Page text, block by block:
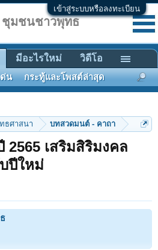
เข้าสู่ระบบหรือลงทะเบียน
ธศาสนา บทสวดมนต์ - คาถา
เสริมสิริมงคล
ปีใหม่
ชุมชนชาวพุทธ
ด่น กระทู้และโพสต์ล่าสุด
มีอะไรใหม่ วิดีโอ